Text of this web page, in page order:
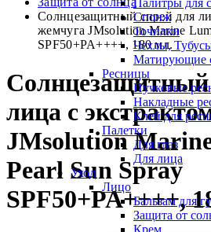
Палитры для
Спонж
Точилки
Чехлы,
Матирующие
Ресницы
Пучковые
Накладные
Клей для
Палетки
Для глаз
Для лица
Уход
Лицо
Бальзам для
Защита от
Крем
Солнцезащитный спрей для
жемчуга JMsolution Marine
SPF50+PA++++, 180 мл.
Солнцезащитный
лица c
JMsolution
Pearl Sun Spray
SPF50+PA++++,